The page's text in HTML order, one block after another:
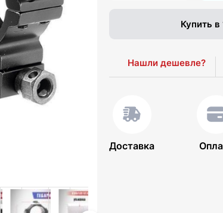
Купить в
Нашли дешевле?
Доставка